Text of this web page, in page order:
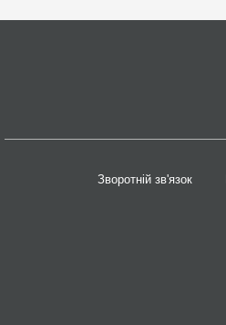
Зворотній зв'язок